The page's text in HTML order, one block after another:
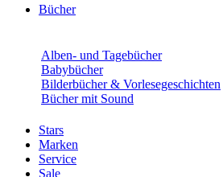
Bücher
Alben- und Tagebücher
Babybücher
Bilderbücher & Vorlesegeschichten
Bücher mit Sound
Stars
Marken
Service
Sale